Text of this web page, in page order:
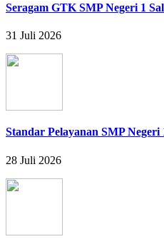
Seragam GTK SMP Negeri 1
31 Juli 2026
Standar Pelayanan SMP Negeri
28 Juli 2026